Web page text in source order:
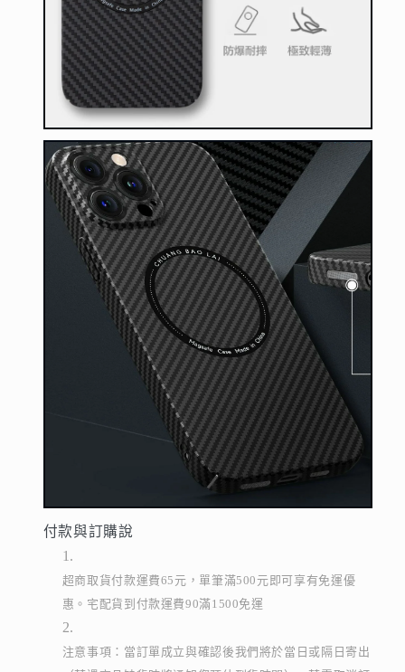
付款與訂購說
超商取貨付款運費65元，單筆滿500元即可享有免運優
惠。宅配貨到付款運費90滿1500免運
注意事項：當訂單成立與確認後我們將於當日或隔日寄出